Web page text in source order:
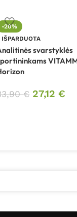
-20%
IŠPARDUOTA
svarstyklės
€ 27,12€